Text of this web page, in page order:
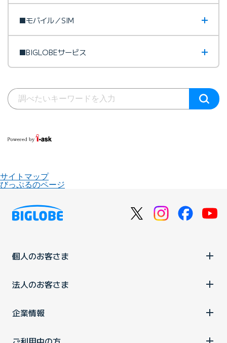
■モバイル／SIM
■BIGLOBEサービス
サイトマップ
びっぷるのページ
個人のお客さま
法人のお客さま
企業情報